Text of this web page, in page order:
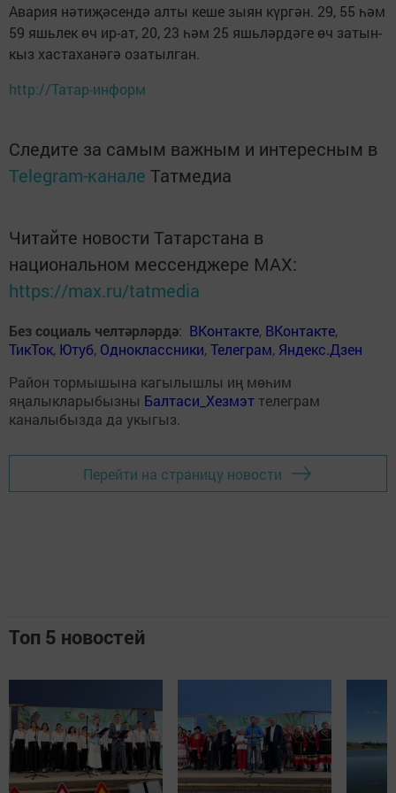
Авария нәтиҗәсендә алты кеше зыян күргән. 29, 55 һәм
59 яшьлек өч ир-ат, 20, 23 һәм 25 яшьләрдәге өч затын-
кыз хастаханәгә озатылган.
http://Татар-информ
Следите за самым важным и интересным в
Telegram-канале Татмедиа
Читайте новости Татарстана в
национальном мессенджере MАХ:
https://max.ru/tatmedia
Без социаль челтәрләрдә: ВКонтакте, ВКонтакте,
ТикТок, Ютуб, Одноклассники,Телеграм, Яндекс.Дзен
Район тормышына кагылышлы иң мөһим
яңалыкларыбызны Балтаси_Хезмэт телеграм
каналыбызда да укыгыз.
Перейти на страницу новости
Топ 5 новостей